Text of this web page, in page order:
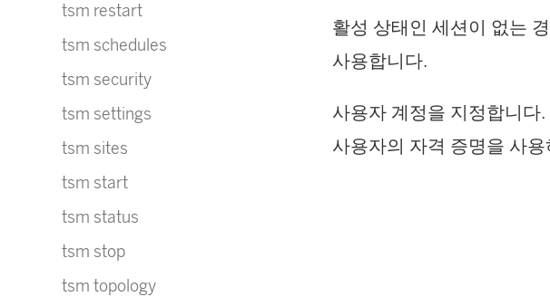
tsm restart
tsm schedules
tsm security
tsm settings
tsm sites
tsm start
tsm status
tsm stop
tsm topology
활성 상태인 세션이 없는
사용합니다.
사용자 계정을 지정합니다
사용자의 자격 증명을 사